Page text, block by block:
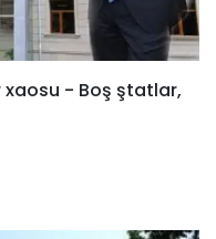
xaosu - Boş ştatlar,